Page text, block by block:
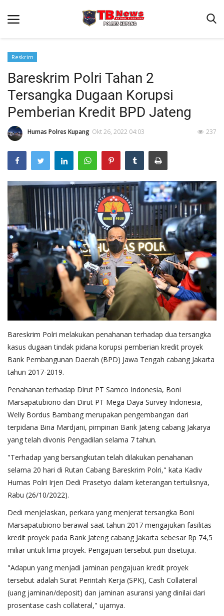
Beranda
Terms & Conditions
Reskrim
Binkam
Giat Ops
Lantas
Jurnal Kamtibmas
Satwil
Reskrim
Bareskrim Polri Tahan 2
Tersangka Dugaan Korupsi
Pemberian Kredit BPD Jateng
Humas Polres Kupang Okt 26, 2022 04:03 237
Bareskrim Polri melakukan penahanan terhadap dua tersangka
kasus dugaan tindak pidana korupsi pemberian kredit proyek
Bank Pembangunan Daerah (BPD) Jawa Tengah cabang Jakarta
tahun 2017-2019.
Penahanan terhadap Dirut PT Samco Indonesia, Boni
Marsapatubiono dan Dirut PT Mega Daya Survey Indonesia,
Welly Bordus Bambang merupakan pengembangan dari
terpidana Bina Mardjani, pimpinan Bank Jateng cabang Jakarya
yang telah divonis Pengadilan selama 7 tahun.
"Terhadap yang bersangkutan telah dilakukan penahanan
selama 20 hari di Rutan Cabang Bareskrim Polri," kata Kadiv
Humas Polri Irjen Dedi Prasetyo dalam keterangan tertulisnya,
Rabu (26/10/2022).
Dedi menjelaskan, perkara yang menjerat tersangka Boni
Marsapatubiono berawal saat tahun 2017 mengajukan fasilitas
kredit proyek pada Bank Jateng cabang Jakarta sebesar Rp 74,5
miliar untuk lima proyek. Pengajuan tersebut pun disetujui.
"Adapun yang menjadi jaminan pengajuan kredit proyek
tersebut adalah Surat Perintah Kerja (SPK), Cash Collateral
(uang jaminan/deposit) dan jaminan asuransi yang dinilai dari
prosentase cash collateral," ujarnya.